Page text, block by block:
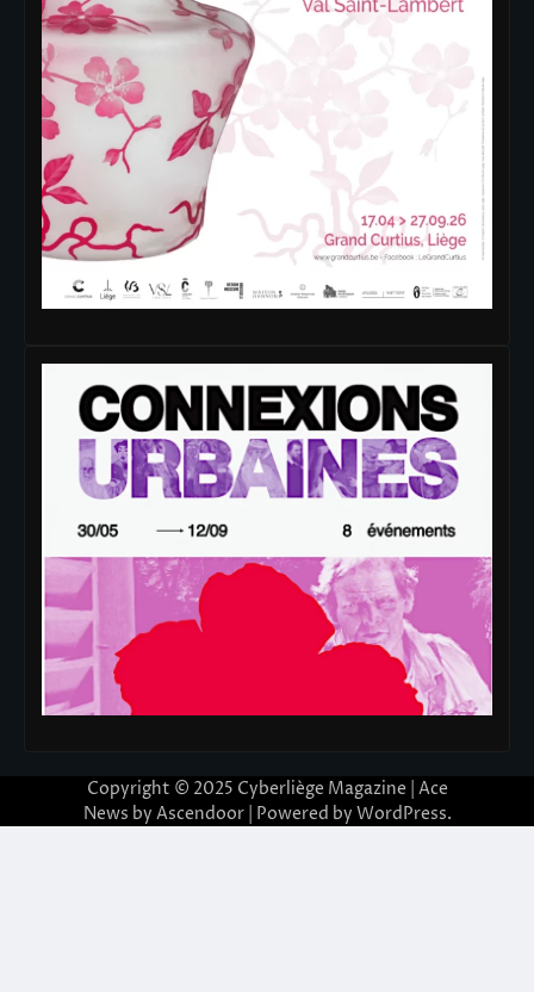
Copyright © 2025 Cyberliège Magazine | Ace
News by Ascendoor| Powered by WordPress.